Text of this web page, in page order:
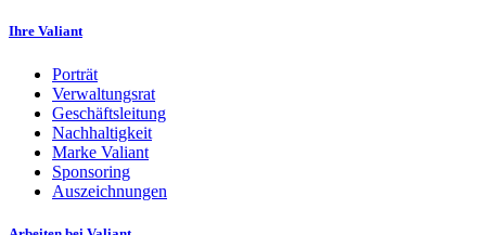
Ihre Valiant
Porträt
Verwaltungsrat
Geschäftsleitung
Nachhaltigkeit
Marke Valiant
Sponsoring
Auszeichnungen